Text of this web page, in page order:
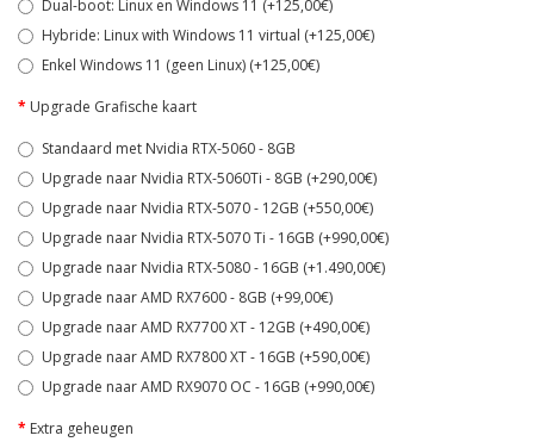
Dual-boot: Linux en Windows 11 (+125,00€)
Hybride: Linux with Windows 11 virtual (+125,00€)
Enkel Windows 11 (geen Linux) (+125,00€)
Upgrade Grafische kaart
Standaard met Nvidia RTX-5060 - 8GB
Upgrade naar Nvidia RTX-5060Ti - 8GB (+290,00€)
Upgrade naar Nvidia RTX-5070 - 12GB (+550,00€)
Upgrade naar Nvidia RTX-5070 Ti - 16GB (+990,00€)
Upgrade naar Nvidia RTX-5080 - 16GB (+1.490,00€)
Upgrade naar AMD RX7600 - 8GB (+99,00€)
Upgrade naar AMD RX7700 XT - 12GB (+490,00€)
Upgrade naar AMD RX7800 XT - 16GB (+590,00€)
Upgrade naar AMD RX9070 OC - 16GB (+990,00€)
Extra geheugen